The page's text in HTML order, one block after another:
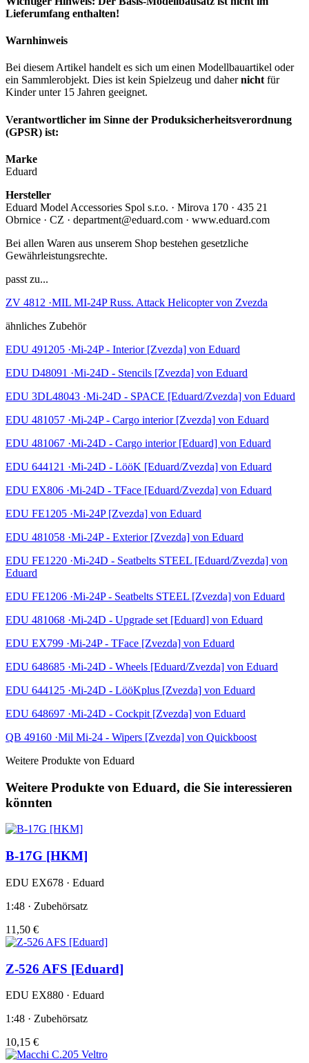
Lieferumfang enthalten!
Warnhinweis
Bei diesem Artikel handelt es sich um einen Modellbauartikel oder
ein Sammlerobjekt. Dies ist kein Spielzeug und dahernicht für
Kinder unter 15 Jahren geeignet.
Verantwortlicher im Sinne der Produksicherheitsverordnung
(GPSR) ist:
Marke
Eduard
Hersteller
Eduard Model Accessories Spol s.r.o. · Mirova 170 · 435 21
Obrnice · CZ · department@eduard.com · www.eduard.com
Bei allen Waren aus unserem Shop bestehen gesetzliche
Gewährleistungsrechte.
passt zu...
ZV 4812 ·MIL MI-24P Russ. Attack Helicopter von Zvezda
ähnliches Zubehör
EDU 491205 ·Mi-24P - Interior [Zvezda] von Eduard
EDU D48091 ·Mi-24D - Stencils [Zvezda] von Eduard
EDU 3DL48043 ·Mi-24D - SPACE [Eduard/Zvezda] von Eduard
EDU 481057 ·Mi-24P - Cargo interior [Zvezda] von Eduard
EDU 481067 ·Mi-24D - Cargo interior [Eduard] von Eduard
EDU 644121 ·Mi-24D - LööK [Eduard/Zvezda] von Eduard
EDU EX806 ·Mi-24D - TFace [Eduard/Zvezda] von Eduard
EDU FE1205 ·Mi-24P [Zvezda] von Eduard
EDU 481058 ·Mi-24P - Exterior [Zvezda] von Eduard
EDU FE1220 ·Mi-24D - Seatbelts STEEL [Eduard/Zvezda] von
Eduard
EDU FE1206 ·Mi-24P - Seatbelts STEEL [Zvezda] von Eduard
EDU 481068 ·Mi-24D - Upgrade set [Eduard] von Eduard
EDU EX799 ·Mi-24P - TFace [Zvezda] von Eduard
EDU 648685 ·Mi-24D - Wheels [Eduard/Zvezda] von Eduard
EDU 644125 ·Mi-24D - LööKplus [Zvezda] von Eduard
EDU 648697 ·Mi-24D - Cockpit [Zvezda] von Eduard
QB 49160 ·Mil Mi-24 - Wipers [Zvezda] von Quickboost
Weitere Produkte von Eduard
Weitere Produkte von Eduard, die Sie interessieren
könnten
B-17G [HKM]
EDU EX678 · Eduard
1:48 · Zubehörsatz
11,50 €
Z-526 AFS [Eduard]
EDU EX880 · Eduard
1:48 · Zubehörsatz
10,15 €